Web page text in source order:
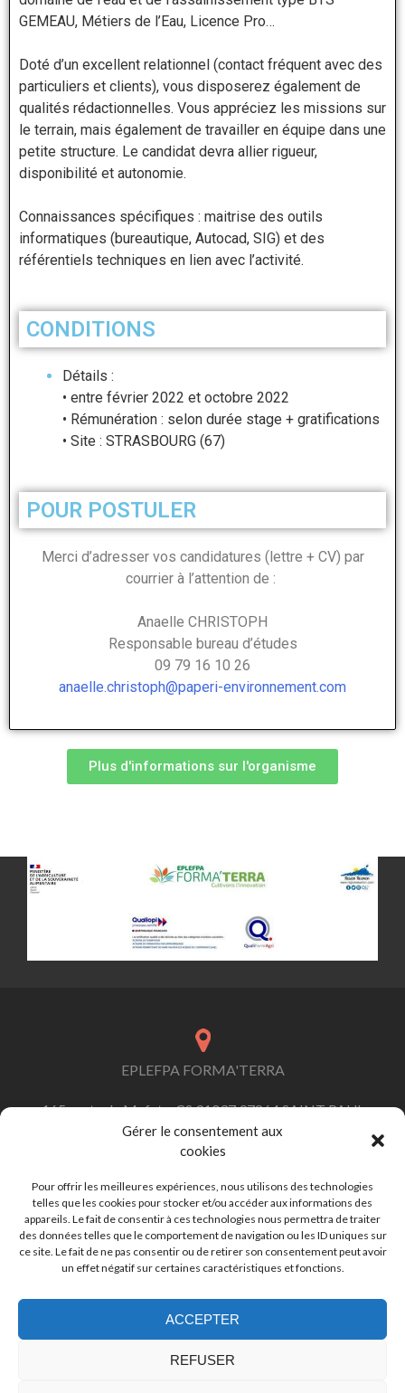
Gérer le consentement aux
cookies
Pour offrir les meilleures expériences, nous utilisons des technologies
telles que les cookies pour stocker et/ou accéder aux informations des
appareils. Le fait de consentir à ces technologies nous permettra de traiter
des données telles que le comportement de navigation ou les ID uniques sur
ce site. Le fait de ne pas consentir ou de retirer son consentement peut avoir
un effet négatif sur certaines caractéristiques et fonctions.
ACCEPTER
REFUSER
GEMEAU, Métiers de l’Eau, Licence Pro…
Doté d’un excellent relationnel (contact fréquent avec des
particuliers et clients), vous disposerez également de
qualités rédactionnelles. Vous appréciez les missions sur
le terrain, mais également de travailler en équipe dans une
petite structure. Le candidat devra allier rigueur,
disponibilité et autonomie.
Connaissances spécifiques : maitrise des outils
informatiques (bureautique, Autocad, SIG) et des
référentiels techniques en lien avec l’activité.
CONDITIONS
Détails :
• entre février 2022 et octobre 2022
• Rémunération : selon durée stage + gratifications
• Site : STRASBOURG (67)
POUR POSTULER
Merci d’adresser vos candidatures (lettre + CV) par
courrier à l’attention de :
Anaelle CHRISTOPH
Responsable bureau d’études
09 79 16 10 26
anaelle.christoph@paperi-environnement.com
Plus d'informations sur l'organisme
EPLEFPA FORMA'TERRA
165 route de Mafate, CS 91037 97864 SAINT PAUL
Cedex
contact.formaterra@educagri.fr
+262 (0)262 45 92 92